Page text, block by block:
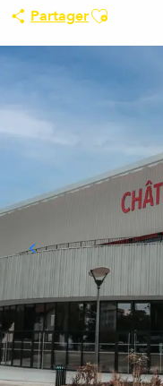
PartagerAjouter aux